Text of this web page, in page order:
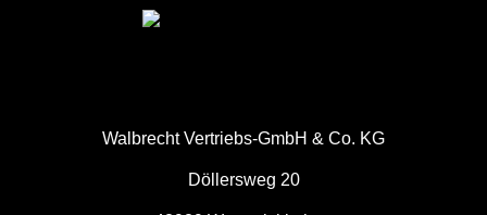
Walbrecht Vertriebs-GmbH & Co. KG
Döllersweg 20